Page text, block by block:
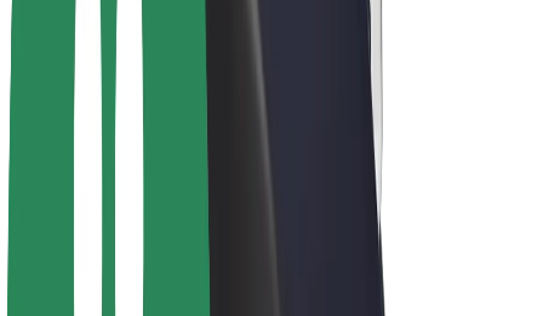
Zaslužki za dostavljavce
Vozni parki